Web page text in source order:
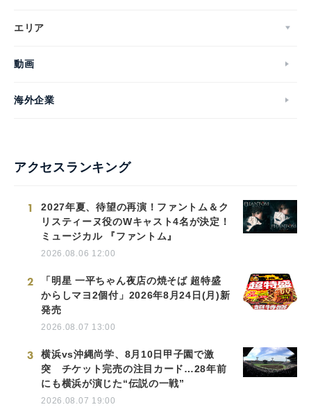
エリア
動画
海外企業
アクセスランキング
1
2027年夏、待望の再演！ファントム＆ク
リスティーヌ役のWキャスト4名が決定！
ミュージカル 『ファントム』
2026.08.06 12:00
2
「明星 一平ちゃん夜店の焼そば 超特盛
からしマヨ2個付」2026年8月24日(月)新
発売
2026.08.07 13:00
3
横浜vs沖縄尚学、8月10日甲子園で激
突 チケット完売の注目カード…28年前
にも横浜が演じた“伝説の一戦”
2026.08.07 19:00